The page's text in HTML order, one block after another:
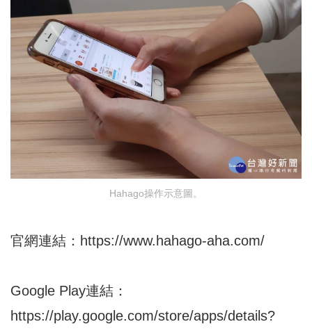
Hahago操作示意圖。
官網連結： https://www.hahago-aha.com/
Google Play連結：
https://play.google.com/store/apps/details?